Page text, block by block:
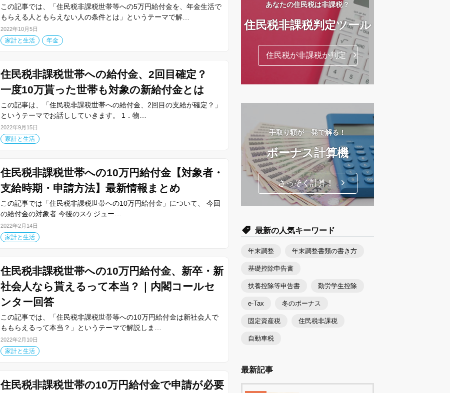
この記事では、「住民税非課税世帯等への5万円給付金を、年金生活で
もらえる人ともらえない人の条件とは」というテーマで解…
2022年10月5日
家計と生活 年金
住民税非課税世帯への給付金、2回目確定？
一度10万貰った世帯も対象の新給付金とは
この記事は、「住民税非課税世帯への給付金、2回目の支給が確定？」
というテーマでお話ししていきます。 1．物…
2022年9月15日
家計と生活
住民税非課税世帯への10万円給付金【対象者・
支給時期・申請方法】最新情報まとめ
この記事では「住民税非課税世帯への10万円給付金」について、 今回
の給付金の対象者 今後のスケジュー…
2022年2月14日
家計と生活
住民税非課税世帯への10万円給付金、新卒・新
社会人なら貰えるって本当？｜内閣コールセ
ンター回答
この記事では、「住民税非課税世帯等への10万円給付金は新社会人で
ももらえるって本当？」というテーマで解説しま…
2022年2月10日
家計と生活
住民税非課税世帯の10万円給付金で申請が必要
あなたの住民税は非課税？
住民税非課税判定ツール
住民税が非課税か判定
手取り額が一発で解る！
ボーナス計算機
さっそく計算！
最新の人気キーワード
年末調整 年末調整書類の書き方
基礎控除申告書
扶養控除等申告書 勤労学生控除
e-Tax 冬のボーナス
固定資産税 住民税非課税
自動車税
最新記事